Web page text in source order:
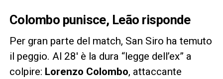
Colombo punisce, Leão risponde
Per gran parte del match, San Siro ha temuto
il peggio. Al 28′ è la dura “legge dell’ex” a
colpire: Lorenzo Colombo, attaccante